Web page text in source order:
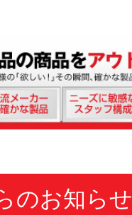
のお知らせ